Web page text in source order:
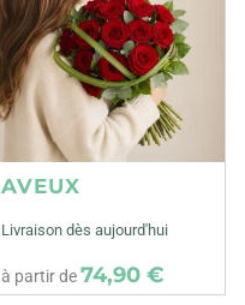
AVEUX
Livraison dès aujourd'hui
à partir de74,90 €